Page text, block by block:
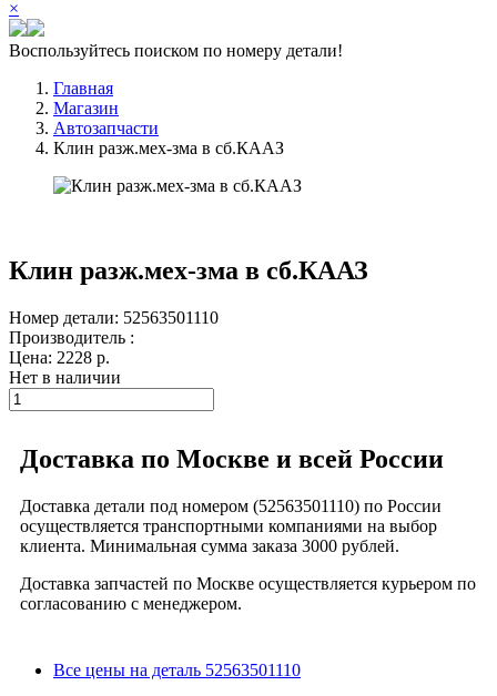
×
Воспользуйтесь поиском по номеру детали!
Главная
Магазин
Автозапчасти
Клин разж.мех-зма в сб.КААЗ
Клин разж.мех-зма в сб.КААЗ
Номер детали: 52563501110
Производитель :
Цена: 2228 р.
Нет в наличии
Доставка по Москве и всей России
Доставка детали под номером (52563501110) по России
осуществляется транспортными компаниями на выбор
клиента. Минимальная сумма заказа 3000 рублей.
Доставка запчастей по Москве осуществляется курьером по
согласованию с менеджером.
Все цены на деталь 52563501110